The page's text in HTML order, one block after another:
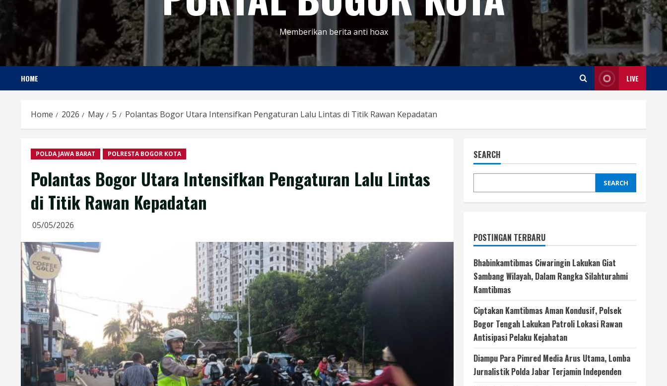
Memberikan berita anti hoax
HOME LIVE
Home 2026 May 5 Polantas Bogor Utara Intensifkan Pengaturan Lalu Lintas di Titik Rawan Kepadatan
POLDA JAWA BARAT POLRESTA BOGOR KOTA
Polantas Bogor Utara Intensifkan Pengaturan Lalu Lintas
di Titik Rawan Kepadatan
05/05/2026
SEARCH
SEARCH
POSTINGAN TERBARU
Bhabinkamtibmas Ciwaringin Lakukan Giat
Sambang Wilayah, Dalam Rangka Silahturahmi
Kamtibmas
Ciptakan Kamtibmas Aman Kondusif, Polsek
Bogor Tengah Lakukan Patroli Lokasi Rawan
Antisipasi Pelaku Kejahatan
Diampu Para Pimred Media Arus Utama, Lomba
Jurnalistik Polda Jabar Terjamin Independen